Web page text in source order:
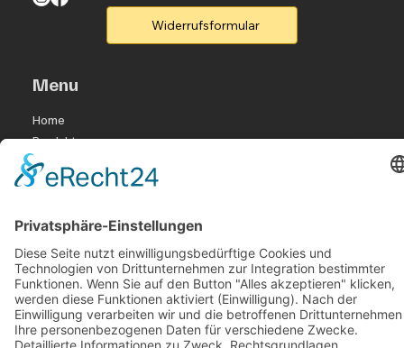
Widerrufsformular
Menu
Home
Produkte
Flyer
Kontakt
Rufen Sie un an
Legal
Impressum